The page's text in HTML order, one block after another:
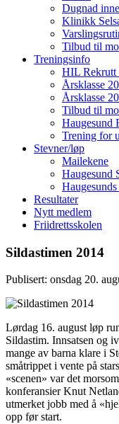
Dugnad
Klinikk
Tilbud til
Treningsinfo
HIL Rekrutt
Årsklasse
Årsklasse
Tilbud til
Haugesund
Trening for
Stevner/løp
Mailekene
Haugesund
Resultater
Nytt medlem
Friidrettsskolen
Sildastimen 2014
Publisert: onsdag 20.
Lørdag 16. august løp
Sildastim. Innsatsen og
mange av barna klare i
småtrippet i vente på
«scenen» var det
konferansier Knut
utmerket jobb med å
opp før start.